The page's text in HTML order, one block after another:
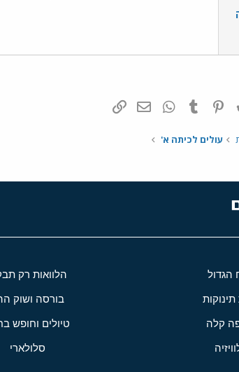
Reddit
Pinterest
Tumblr
WhatsAppדואר אלקטרוני
עולים לכיתה א'
הגדול הלוואות רק
בורסה ושוק
קלה טיולים וחופש
סלולארי